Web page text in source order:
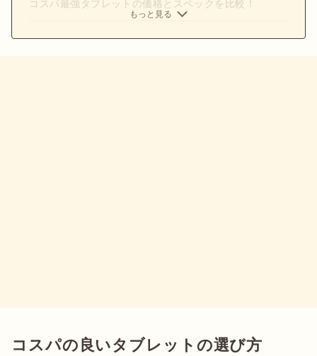
コスパ最強タブレットの価格とスペックを比較！
もっと見る
コスパの良いタブレットの選び方